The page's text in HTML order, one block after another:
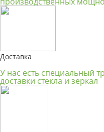
Доставка
У нас есть специальный
доставки стекла и зеркал